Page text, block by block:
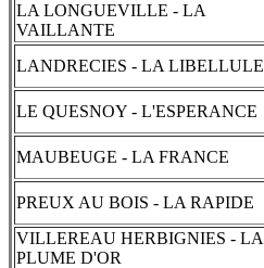
LA LONGUEVILLE - LA
VAILLANTE
LANDRECIES - LA LIBELLULE
LE QUESNOY - L'ESPERANCE
MAUBEUGE - LA FRANCE
PREUX AU BOIS - LA RAPIDE
VILLEREAU HERBIGNIES - LA
PLUME D'OR